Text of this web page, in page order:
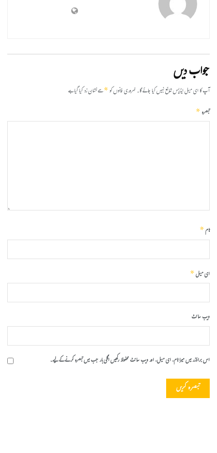
جواب دیں
آپ کا ای میل ایڈریس شائع نہیں کیا جائے گا۔ضروری خانوں کو*سے نشان زد کیا گیا ہے
تبصرہ*
نام*
ای میل*
ویب‌ سائٹ
اس براؤزر میں میرا نام، ای میل، اور ویب سائٹ محفوظ رکھیں اگلی بار جب میں تبصرہ کرنے کےلیے۔